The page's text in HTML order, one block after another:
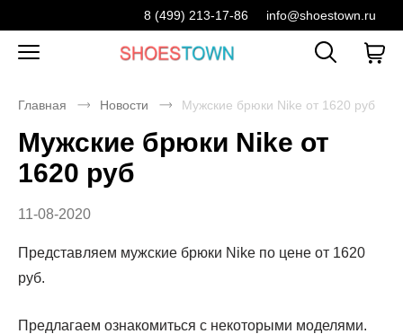
8 (499) 213-17-86 info@shoestown.ru
Главная Новости Мужские брюки Nike от 1620 руб
Мужские брюки Nike от
1620 руб
11-08-2020
Представляем мужские брюки Nike по цене от 1620
руб.
Предлагаем ознакомиться с некоторыми моделями.